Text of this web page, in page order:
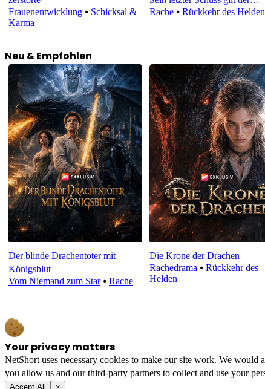
Frauenentwicklung ⦁ Schicksal &
Karma
Wahrheit
Rache ⦁Rückkehr des Helden
Neu & Empfohlen
Der blinde Drachentöter mit
Königsblut
Vom Niemand zum Star⦁ Rache
Die Krone der Drachen
Rachedrama ⦁Rückkehr des
Helden
Your privacy matters
NetShort uses necessary cookies to make our site work. We
you allow us and our third-party partners to collect and use your
Accept All ×